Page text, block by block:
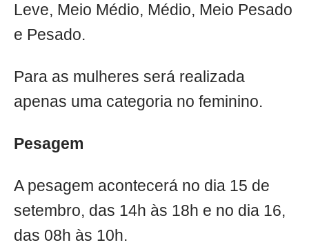
Leve, Meio Médio, Médio, Meio Pesado
e Pesado.
Para as mulheres será realizada
apenas uma categoria no feminino.
Pesagem
A pesagem acontecerá no dia 15 de
setembro, das 14h às 18h e no dia 16,
das 08h às 10h.